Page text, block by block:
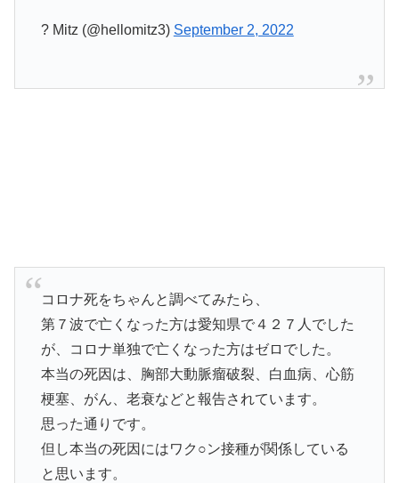
? Mitz (@hellomitz3) September 2, 2022
コロナ死をちゃんと調べてみたら、
第７波で亡くなった方は愛知県で４２７人でした
が、コロナ単独で亡くなった方はゼロでした。
本当の死因は、胸部大動脈瘤破裂、白血病、心筋
梗塞、がん、老衰などと報告されています。
思った通りです。
但し本当の死因にはワク○ン接種が関係している
と思います。